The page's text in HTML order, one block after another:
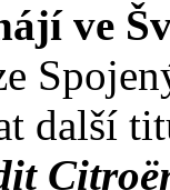
ve
další